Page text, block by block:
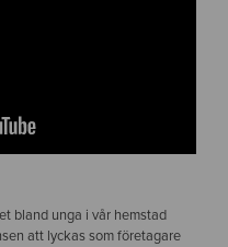
bland unga i vår hemstad
att lyckas som företagare